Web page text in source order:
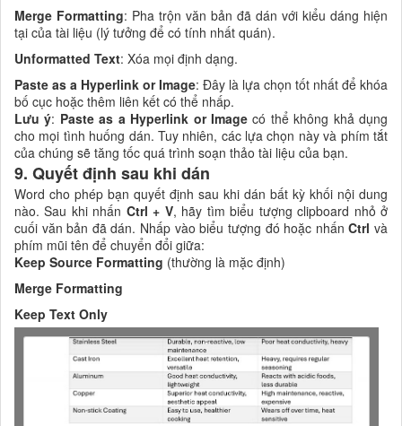
Merge Formatting: Pha trộn văn bản đã dán với kiểu dáng hiện
tại của tài liệu (lý tưởng để có tính nhất quán).
Unformatted Text: Xóa mọi định dạng.
Paste as a Hyperlink or Image: Đây là lựa chọn tốt nhất để khóa
bố cục hoặc thêm liên kết có thể nhấp.
Lưu ý: Paste as a Hyperlink or Imagecó thể không khả dụng
cho mọi tình huống dán. Tuy nhiên, các lựa chọn này và phím tắt
của chúng sẽ tăng tốc quá trình soạn thảo tài liệu của bạn.
9. Quyết định sau khi dán
Word cho phép bạn quyết định sau khi dán bất kỳ khối nội dung
nào. Sau khi nhấn Ctrl + V, hãy tìm biểu tượng clipboard nhỏ ở
cuối văn bản đã dán. Nhấp vào biểu tượng đó hoặc nhấnCtrl và
phím mũi tên để chuyển đổi giữa:
Keep Source Formatting (thường là mặc định)
Merge Formatting
Keep Text Only